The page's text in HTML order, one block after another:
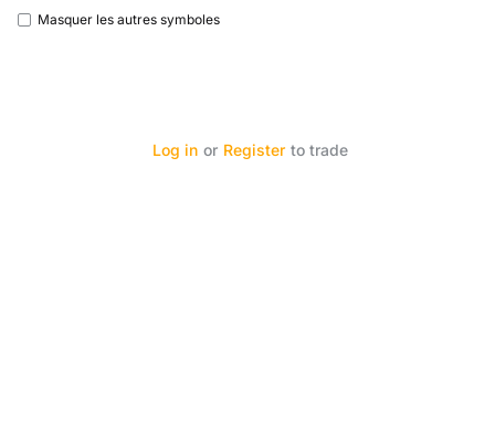
Masquer les autres symboles
Log in or Register to trade